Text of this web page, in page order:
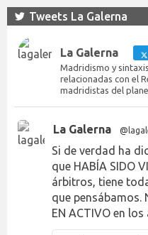
Tweets La Galerna
La Galerna
Madridismo y
relacionadas con el
madridistas del
La Galerna
Si de verdad ha
que HABÍA SIDO
árbitros, tiene
que pensábamos.
EN ACTIVO en